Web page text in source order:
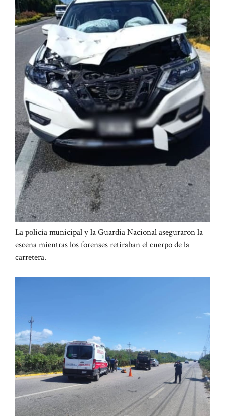
La policía municipal y la Guardia Nacional aseguraron la
escena mientras los forenses retiraban el cuerpo de la
carretera.